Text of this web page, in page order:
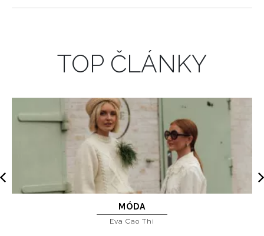
TOP ČLÁNKY
MÓDA
Eva Cao Thi